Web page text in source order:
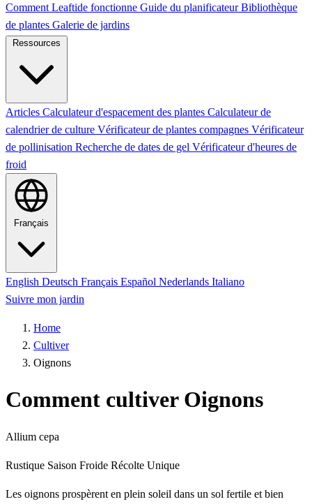
Comment Leaftide fonctionne Guide du planificateurBibliothèque
de plantes Galerie de jardins
Ressources
Articles Calculateur d'espacement des plantes Calculateur de
calendrier de culture Vérificateur de plantes compagnes Vérificateur
de pollinisation Recherche de dates de gel Vérificateur d'heures de
froid
Français
English Deutsch Français Español Nederlands Italiano
Suivre mon jardin
Home
Cultiver
Oignons
Comment cultiver Oignons
Allium cepa
Rustique Saison Froide Récolte Unique
Les oignons prospèrent en plein soleil dans un sol fertile et bien